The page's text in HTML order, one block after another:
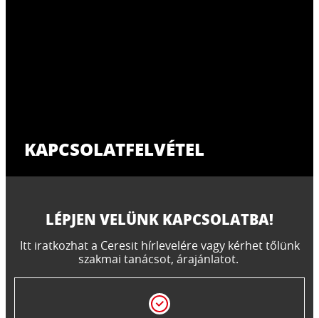
KAPCSOLATFELVÉTEL
LÉPJEN VELÜNK KAPCSOLATBA!​
Itt iratkozhat a Ceresit hírlevelére vagy kérhet tőlünk
szakmai tanácsot, árajánlatot. ​